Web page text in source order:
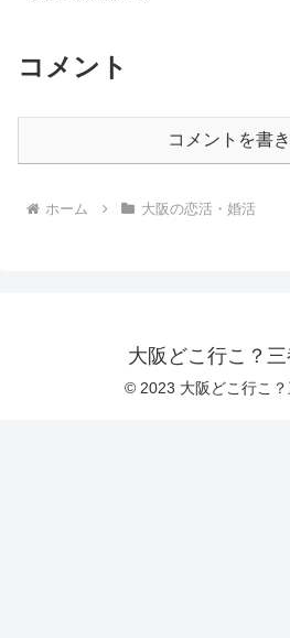
コメント
コメントを書
ホーム 大阪の恋活・婚活
大阪どこ行こ？
© 2023 大阪どこ行こ